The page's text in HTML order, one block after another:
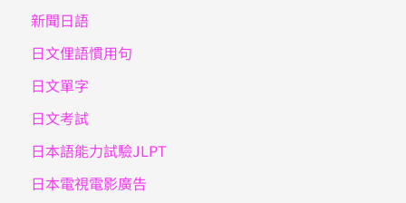
新聞日語
日文俚語慣用句
日文單字
日文考試
日本語能力試驗JLPT
日本電視電影廣告